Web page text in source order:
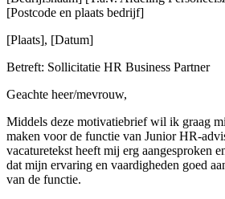
[Postcode en plaats bedrijf]
[Plaats], [Datum]
Betreft: Sollicitatie HR Business Partner
Geachte heer/mevrouw,
Middels deze motivatiebrief wil ik graag
maken voor de functie van Junior HR-
vacaturetekst heeft mij erg aangesproken
dat mijn ervaring en vaardigheden goed
van de functie.